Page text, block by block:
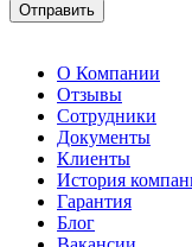
Отправить
О Компании
Отзывы
Сотрудники
Документы
Клиенты
История
Гарантия
Блог